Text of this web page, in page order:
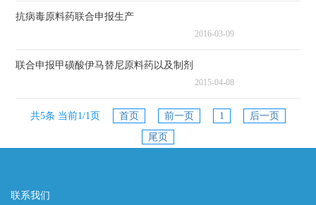
抗病毒原料药联合申报生产
2016-03-09
联合申报甲磺酸伊马替尼原料药以及制剂
2015-04-08
共5条 当前1/1页 首页 前一页 1
后一页
尾页
联系我们